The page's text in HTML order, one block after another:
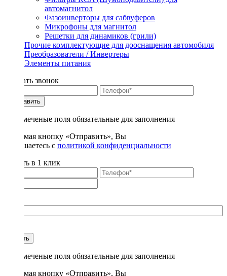
автомагнитол
Фазоинверторы для сабвуферов
Микрофоны для магнитол
Решетки для динамиков (грили)
Прочие комплектующие для дооснащения автомобиля
Преобразователи / Инвертеры
Элементы питания
Заказать звонок
Отправить
* - отмеченые поля обязательные для заполнения
Нажимая кнопку «Отправить», Вы
соглашаетесь с политикой конфиденциальности
Купить в 1 клик
Купить
* - отмеченые поля обязательные для заполнения
Нажимая кнопку «Отправить», Вы